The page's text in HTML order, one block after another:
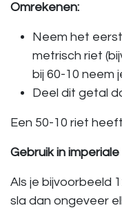
Omrekenen:
Neem het
metrisch riet
bij 60-10 neem
Deel dit getal
Een 50-10 riet
Gebruik in
Als je bijvoorbeeld
sla dan ongeveer